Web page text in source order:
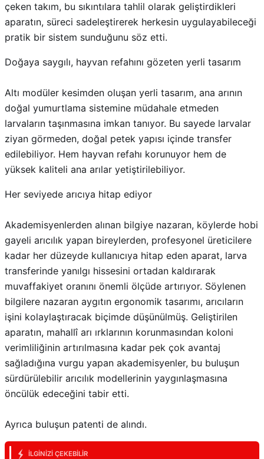
çeken takım, bu sıkıntılara tahlil olarak geliştirdikleri
aparatın, süreci sadeleştirerek herkesin uygulayabileceği
pratik bir sistem sunduğunu söz etti.
Doğaya saygılı, hayvan refahını gözeten yerli tasarım
Altı modüler kesimden oluşan yerli tasarım, ana arının
doğal yumurtlama sistemine müdahale etmeden
larvaların taşınmasına imkan tanıyor. Bu sayede larvalar
ziyan görmeden, doğal petek yapısı içinde transfer
edilebiliyor. Hem hayvan refahı korunuyor hem de
yüksek kaliteli ana arılar yetiştirilebiliyor.
Her seviyede arıcıya hitap ediyor
Akademisyenlerden alınan bilgiye nazaran, köylerde hobi
gayeli arıcılık yapan bireylerden, profesyonel üreticilere
kadar her düzeyde kullanıcıya hitap eden aparat, larva
transferinde yanılgı hissesini ortadan kaldırarak
muvaffakiyet oranını önemli ölçüde artırıyor. Söylenen
bilgilere nazaran aygıtın ergonomik tasarımı, arıcıların
işini kolaylaştıracak biçimde düşünülmüş. Geliştirilen
aparatın, mahallî arı ırklarının korunmasından koloni
verimliliğinin artırılmasına kadar pek çok avantaj
sağladığına vurgu yapan akademisyenler, bu buluşun
sürdürülebilir arıcılık modellerinin yaygınlaşmasına
öncülük edeceğini tabir etti.
Ayrıca buluşun patenti de alındı.
İLGINIZI ÇEKEBILIR